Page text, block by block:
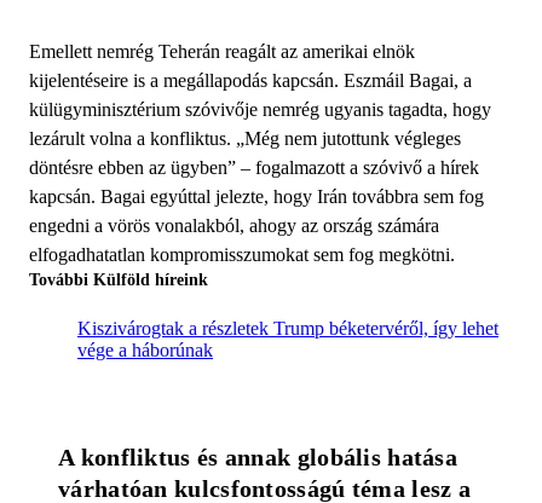
Emellett nemrég Teherán reagált az amerikai elnök
kijelentéseire is a megállapodás kapcsán. Eszmáil Bagai, a
külügyminisztérium szóvivője nemrég ugyanis tagadta, hogy
lezárult volna a konfliktus. „Még nem jutottunk végleges
döntésre ebben az ügyben” – fogalmazott a szóvivő a hírek
kapcsán. Bagai egyúttal jelezte, hogy Irán továbbra sem fog
engedni a vörös vonalakból, ahogy az ország számára
elfogadhatatlan kompromisszumokat sem fog megkötni.
További Külföld híreink
Kiszivárogtak a részletek Trump béketervéről, így lehet
vége a háborúnak
A konfliktus és annak globális hatása
várhatóan kulcsfontosságú téma lesz a